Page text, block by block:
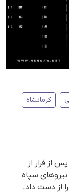
کرمانشاه
نوسود، پس از فرار از
سپاه
از دست داد.